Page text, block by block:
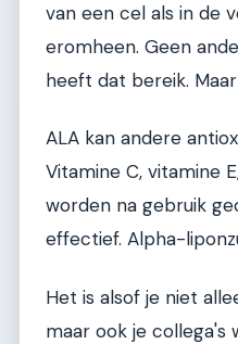
van een cel als in de
eromheen. Geen
heeft dat bereik.
ALA kan andere
Vitamine C, vitamine
worden na gebruik
effectief. Alpha-
Het is alsof je niet
maar ook je collega's